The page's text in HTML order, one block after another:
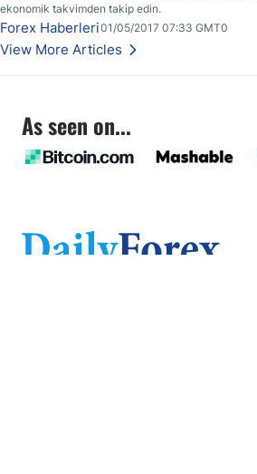
ekonomik takvimden takip edin.
Forex Haberleri01/05/2017 07:33 GMT0
View More Articles
As seen on...